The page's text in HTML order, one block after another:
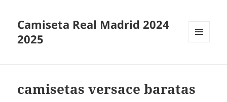
Camiseta Real Madrid 2024
2025
camisetas versace baratas